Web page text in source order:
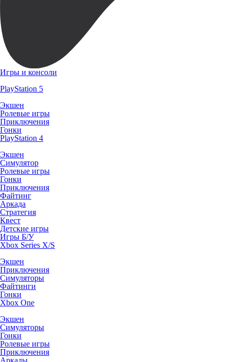
Игры и консоли
PlayStation 5
Экшен
Ролевые игры
Приключения
Гонки
PlayStation 4
Экшен
Симулятор
Ролевые игры
Гонки
Приключения
Файтинг
Аркада
Стратегия
Квест
Детские игры
Игры Б/У
Xbox Series X/S
Экшен
Приключения
Симуляторы
Файтинги
Гонки
Xbox One
Экшен
Симуляторы
Гонки
Ролевые игры
Приключения
Аркады